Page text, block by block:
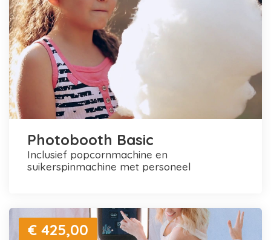
Photobooth Basic
inclusief popcornmachine en
suikerspinmachine met personeel
€ 425,00